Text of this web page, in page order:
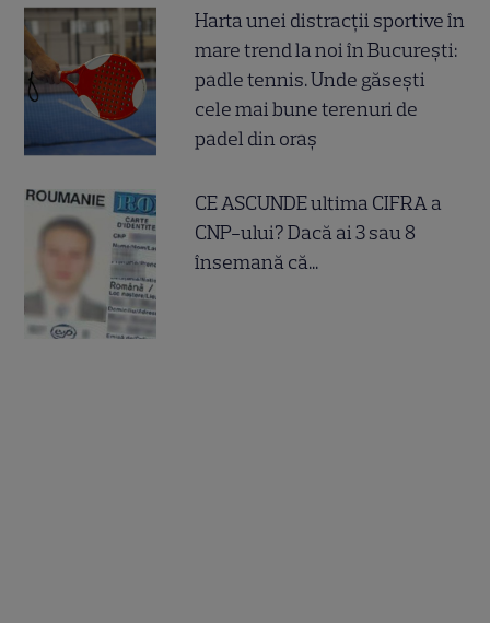
Harta unei distracții sportive în
mare trend la noi în București:
padle tennis. Unde găsești
cele mai bune terenuri de
padel din oraș
CE ASCUNDE ultima CIFRA a
CNP-ului? Dacă ai 3 sau 8
însemană că...